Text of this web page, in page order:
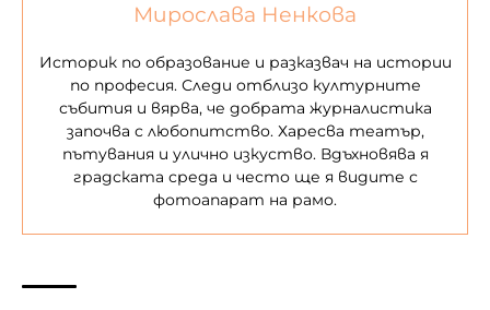
Мирослава Ненкова
Историк по образование и разказвач на истории
по професия. Следи отблизо културните
събития и вярва, че добрата журналистика
започва с любопитство. Харесва театър,
пътувания и улично изкуство. Вдъхновява я
градската среда и често ще я видите с
фотоапарат на рамо.